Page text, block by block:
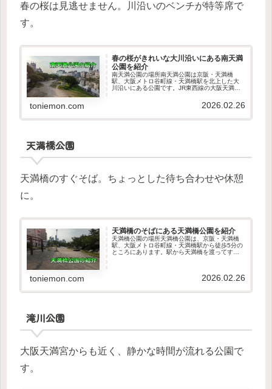
春の桜は見逃せません。川沿いのベンチが特等席で
す。
春の桜がきれいな大川沿いにある南天満
公園を紹介
南天満公園の場所南天満公園は京阪・天満橋
駅、大阪メトロ谷町線・天満橋駅を北上した大
川沿いにある公園です。JR東西線の大阪天満宮
行けます。南天満公園の駐車場南天満公園には
駐車場がありませんので、周りに...
toniemon.com 2026.02.26
天満橋公園
天満橋のすぐそば。ちょっとした待ち合わせや休憩
に。
天満橋のそばにある天満橋公園を紹介
天満橋公園の場所天満橋公園は、京阪・天満橋
駅、大阪メトロ谷町線・天満橋駅から徒歩5分の
ところにあります。駅から天満橋を渡ってすぐ
toniemon.com 2026.02.26
滝川公園
大阪天満宮からも近く、静かな時間が流れる公園で
す。